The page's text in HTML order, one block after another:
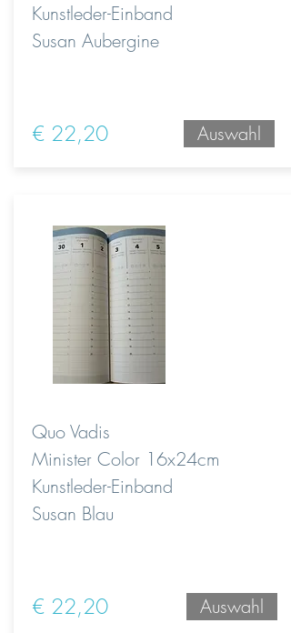
Kunstleder-Einband
Susan Aubergine
€ 22,20
Quo Vadis
Minister Color 16x24cm
Kunstleder-Einband
Susan Blau
€ 22,20
Auswahl
Auswahl